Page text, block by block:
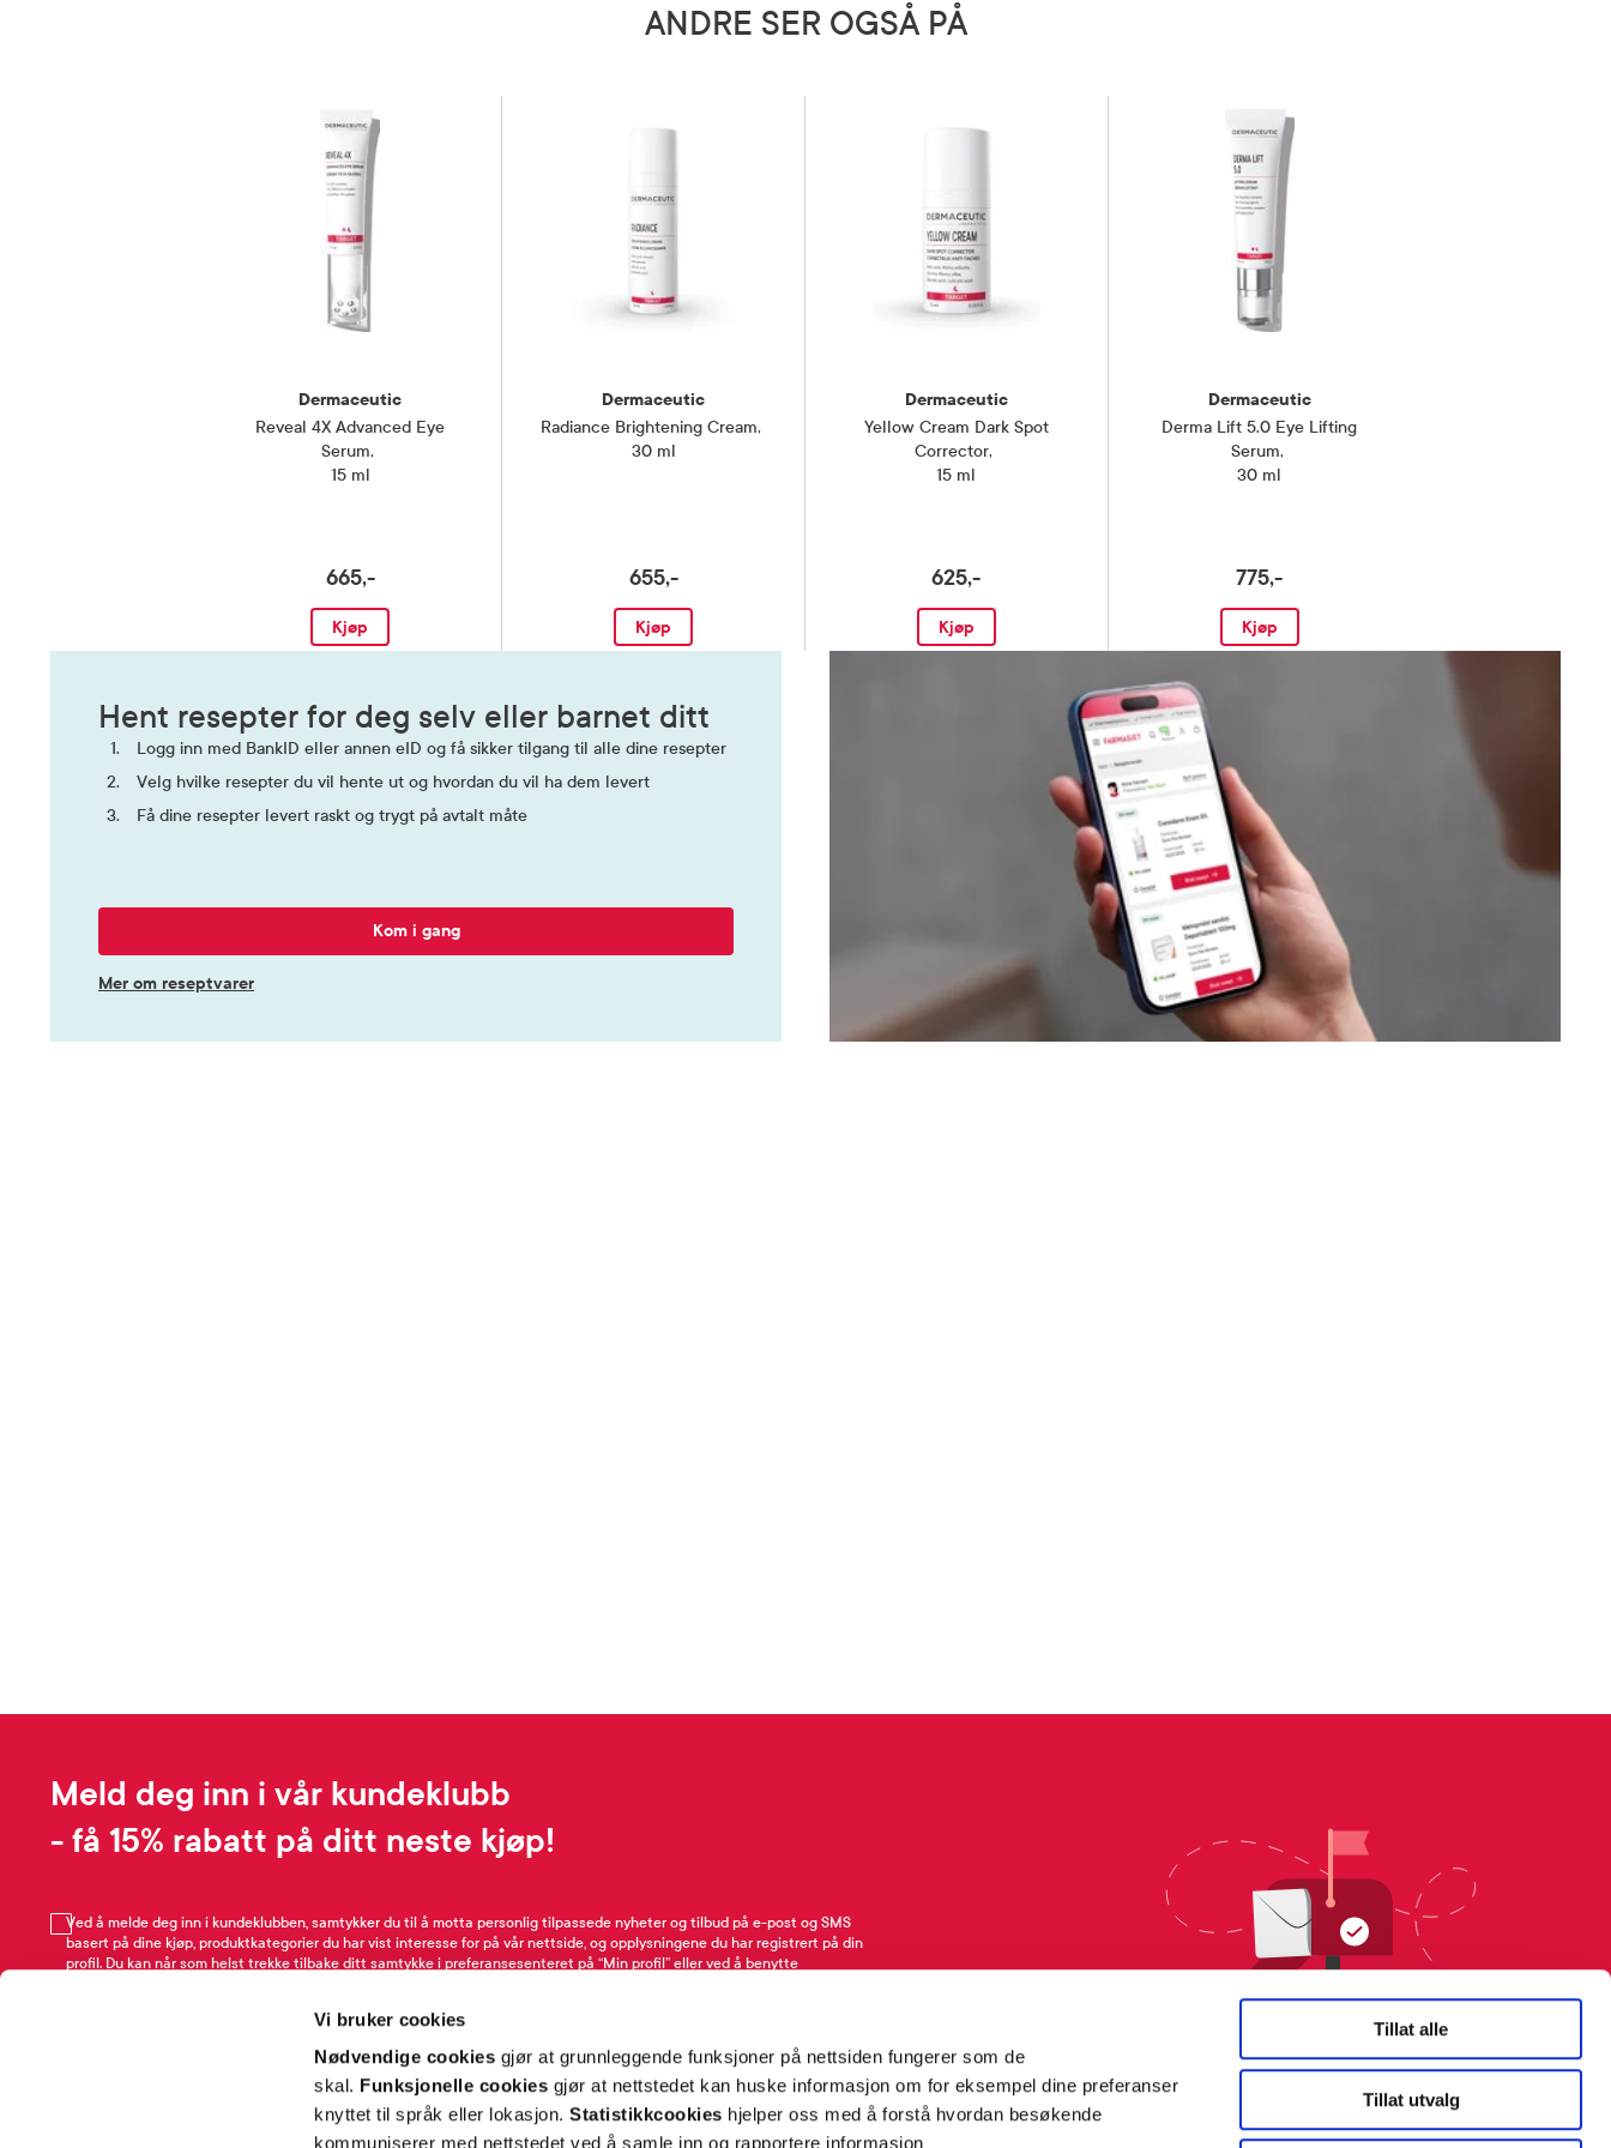
Vi bruker cookies
Nødvendige cookies gjør at grunnleggende funksjoner på nettsiden fungerer som de
skal. Funksjonelle cookies gjør at nettstedet kan huske informasjon om for eksempel dine preferanser
knyttet til språk eller lokasjon.Statistikkcookies hjelper oss med å forstå hvordan besøkende
kommuniserer med nettstedet ved å samle inn og rapportere informasjon
Tillat alle
Tillat utvalg
hudpleierutinen din på dagtid når du bruker
ganger om dagen for å få optimal beskyttelse.
ANDRE SER OGSÅ PÅ
Dermaceutic
Reveal 4X Advanced Eye
Serum,
15 ml
665,-
Kjøp
Dermaceutic
Radiance Brightening Cream,
30 ml
655,-
Kjøp
Dermaceutic
Yellow Cream Dark Spot
Corrector,
15 ml
625,-
Kjøp
Dermaceutic
Derma Lift 5.0 Eye Lifting
Serum,
30 ml
775,-
Kjøp
Hent resepter for deg selv eller barnet ditt
Logg inn med BankID eller annen eID og få sikker tilgang til alle dine resepter
Velg hvilke resepter du vil hente ut og hvordan du vil ha dem levert
Få dine resepter levert raskt og trygt på avtalt måte
Kom i gang
Mer om reseptvarer
Meld deg inn i vår kundeklubb
- få 15% rabatt på ditt neste kjøp!
Ved å melde deg inn i kundeklubben, samtykker du til å motta personlig tilpassede nyheter og tilbud på e-post og SMS
basert på dine kjøp, produktkategorier du har vist interesse for på vår nettside, og opplysningene du har registrert på din
profil. Du kan når som helst trekke tilbake ditt samtykke i preferansesenteret på “Min profil” eller ved å benytte
Meld meg på